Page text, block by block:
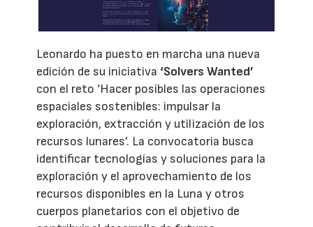
Leonardo ha puesto en marcha una nueva
edición de su iniciativa ‘Solvers Wanted’
con el reto ‘Hacer posibles las operaciones
espaciales sostenibles: impulsar la
exploración, extracción y utilización de los
recursos lunares’. La convocatoria busca
identificar tecnologías y soluciones para la
exploración y el aprovechamiento de los
recursos disponibles en la Luna y otros
cuerpos planetarios con el objetivo de